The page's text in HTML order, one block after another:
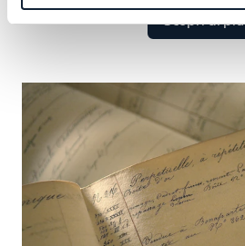
Scopri di più